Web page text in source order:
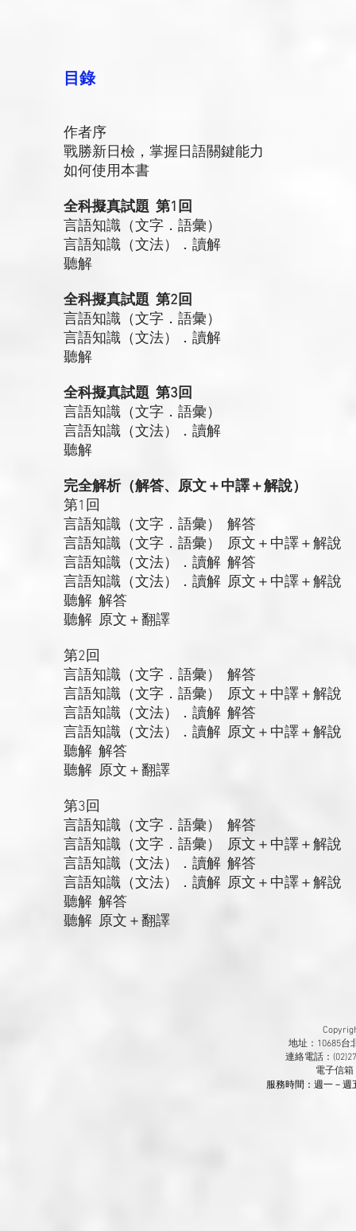
目錄
作者序
戰勝新日檢，掌握日語關鍵能力
如何使用本書
全科擬真試題 第1回
言語知識（文字．語彙）
言語知識（文法）．讀解
聽解
全科擬真試題 第2回
言語知識（文字．語彙）
言語知識（文法）．讀解
聽解
全科擬真試題 第3回
言語知識（文字．語彙）
言語知識（文法）．讀解
聽解
完全解析（解答、原文＋中譯＋解說）
第1回
言語知識（文字．語彙） 解答
言語知識（文字．語彙） 原文＋中譯＋解說
言語知識（文法）．讀解 解答
言語知識（文法）．讀解 原文＋中譯＋解說
聽解 解答
聽解 原文＋翻譯
第2回
言語知識（文字．語彙） 解答
言語知識（文字．語彙） 原文＋中譯＋解說
言語知識（文法）．讀解 解答
言語知識（文法）．讀解 原文＋中譯＋解說
聽解 解答
聽解 原文＋翻譯
第3回
言語知識（文字．語彙） 解答
言語知識（文字．語彙） 原文＋中譯＋解說
言語知識（文法）．讀解 解答
言語知識（文法）．讀解 原文＋中譯＋解說
聽解 解答
聽解 原文＋翻譯
地址：10685台
連絡電話：
電子信箱
服務時間：週一－